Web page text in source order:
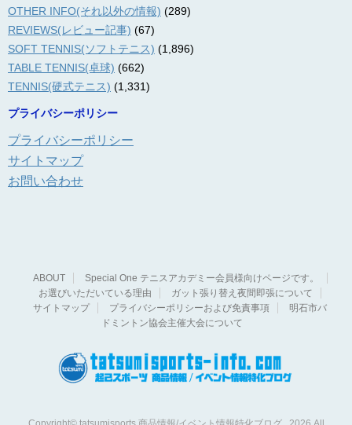
OTHER INFO(それ以外の情報) (289)
REVIEWS(レビュー記事) (67)
SOFT TENNIS(ソフトテニス) (1,896)
TABLE TENNIS(卓球) (662)
TENNIS(硬式テニス) (1,331)
プライバシーポリシー
プライバシーポリシー
サイトマップ
お問い合わせ
ABOUT
Special One テニスアカデミー会員様向けページです。
お選びいただいている理由
ガット張り替え夜間即張について
サイトマップ
プライバシーポリシーおよび免責事項
明石市バ
ドミントン協会主催大会について